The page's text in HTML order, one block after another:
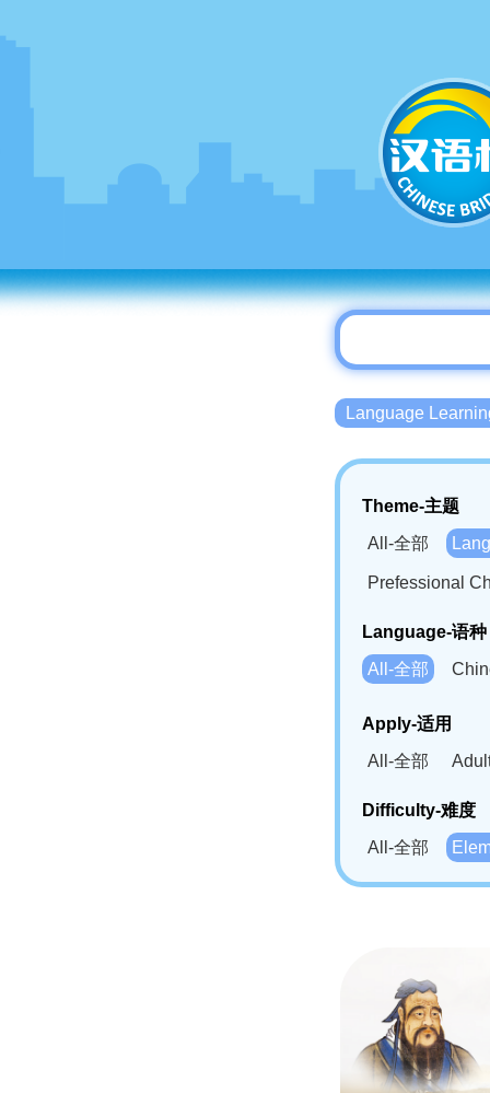
Language
Theme-主题
All-全部
Prefessional
Language-语种
All-全部
Bahasa
Swahili(SW)-
Apply-适用
All-全部
Difficulty-难度
All-全部